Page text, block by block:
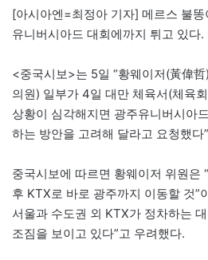
[아시아엔=최정아 기자] 메르스 불
유니버시아드 대회에까지 튀고 있다.
<중국시보>는 5일 “황웨이저(黃偉
의원) 일부가 4일 대만 체육서(체육
상황이 심각해지면 광주유니버시아
하는 방안을 고려해 달라고 요청했다
중국시보에 따르면 황웨이저 위원은
후 KTX로 바로 광주까지 이동할 것”
서울과 수도권 외 KTX가 정차하는
조짐을 보이고 있다”고 우려했다.